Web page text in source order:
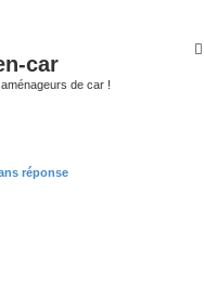
car
de car !
réponse